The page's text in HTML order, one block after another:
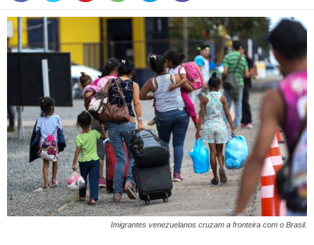
Imigrantes venezuelanos cruzam a fronteira com o Brasil.